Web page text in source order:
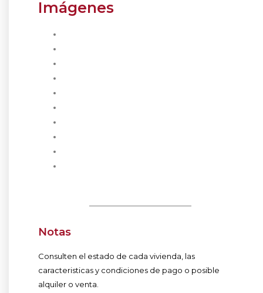
Imágenes
Notas
Consulten el estado de cada vivienda, las
caracteristicas y condiciones de pago o posible
alquiler o venta.